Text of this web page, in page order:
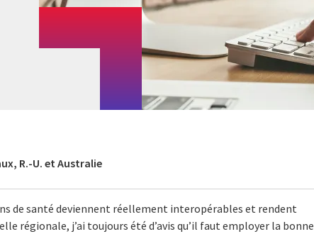
R.-U. et Australie
de santé deviennent réellement interopérables et rendent
régionale, j’ai toujours été d’avis qu’il faut employer la bonne